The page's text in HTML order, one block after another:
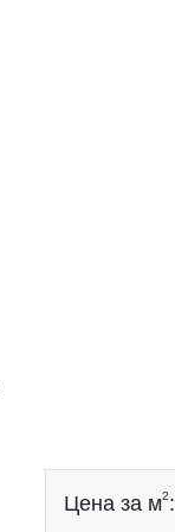
Цена за м2: